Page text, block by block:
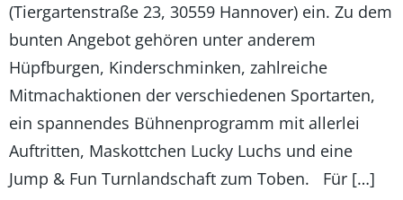
(Tiergartenstraße 23, 30559 Hannover) ein. Zu dem
bunten Angebot gehören unter anderem
Hüpfburgen, Kinderschminken, zahlreiche
Mitmachaktionen der verschiedenen Sportarten,
ein spannendes Bühnenprogramm mit allerlei
Auftritten, Maskottchen Lucky Luchs und eine
Jump & Fun Turnlandschaft zum Toben. Für […]